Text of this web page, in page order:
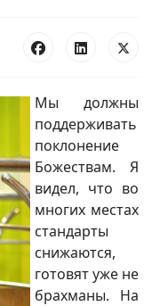
Мы должны
поддерживать
поклонение
Божествам. Я
видел, что во
многих местах
стандарты
снижаются,
готовят уже не
брахманы. На